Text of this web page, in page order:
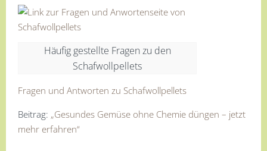
Kundenbewertungen
Häufig gestellte Fragen zu den
Schafwollpellets
Fragen und Antworten zu Schafwollpellets
Beitrag: „Gesundes Gemüse ohne Chemie düngen – jetzt
mehr erfahren“